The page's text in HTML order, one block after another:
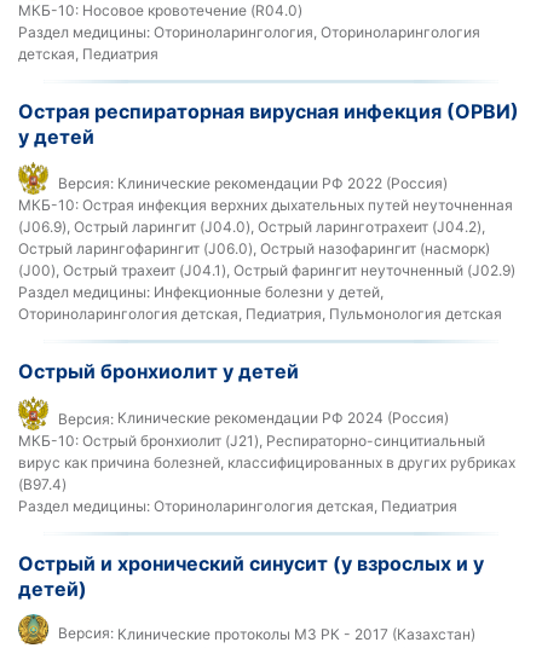
МКБ-10: Носовое кровотечение (R04.0)
Раздел медицины: Оториноларингология, Оториноларингология
детская, Педиатрия
Острая респираторная вирусная инфекция (ОРВИ)
у детей
Версия: Клинические рекомендации РФ 2022 (Россия)
МКБ-10: Острая инфекция верхних дыхательных путей неуточненная
(J06.9), Острый ларингит (J04.0), Острый ларинготрахеит (J04.2),
Острый ларингофарингит (J06.0), Острый назофарингит (насморк)
(J00), Острый трахеит (J04.1), Острый фарингит неуточненный (J02.9)
Раздел медицины: Инфекционные болезни у детей,
Оториноларингология детская, Педиатрия, Пульмонология детская
Острый бронхиолит у детей
Версия: Клинические рекомендации РФ 2024 (Россия)
МКБ-10: Острый бронхиолит (J21), Респираторно-синцитиальный
вирус как причина болезней, классифицированных в других рубриках
(B97.4)
Раздел медицины: Оториноларингология детская, Педиатрия
Острый и хронический синусит (у взрослых и у
детей)
Версия: Клинические протоколы МЗ РК - 2017 (Казахстан)